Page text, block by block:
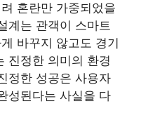
혼란만 가중되었을
계는 관객이 스마트
바꾸지 않고도 경기
진정한 의미의 환경
정한 성공은 사용자
성된다는 사실을 다